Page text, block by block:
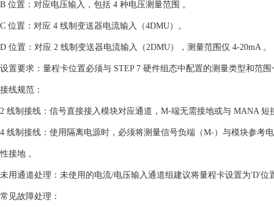
‌B 位置‌：对应电压输入，包括 4 种电压测量范围 。‌‌
‌C 位置‌：对应 4 线制变送器电流输入（4DMU）。‌‌
‌D 位置‌：对应 2 线制变送器电流输入（2DMU），测量范围仅 4-20mA 。‌‌
设置要求‌：量程卡位置必须与 STEP 7 硬件组态中配置的测量类型和范
‌接线规范‌：
‌2 线制接线‌：信号直接接入模块对应通道，M-端无需接地或与 MANA 短
‌4 线制接线‌：使用隔离电源时，必须将测量信号负端（M-）与模块参考
性接地 。‌‌
未用通道处理‌：未使用的电流/电压输入通道组建议将量程卡设置为'D'
‌常见故障处理‌：